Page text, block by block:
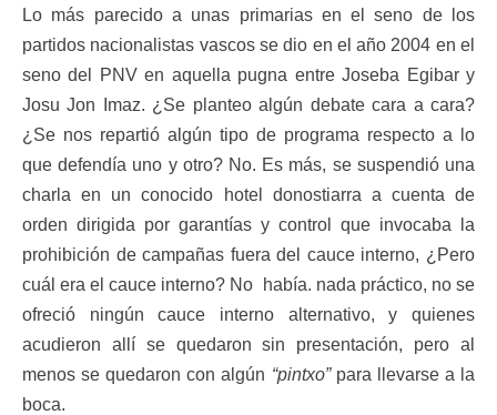
Lo más parecido a unas primarias en el seno de los
partidos nacionalistas vascos se dio en el año 2004 en el
seno del PNV en aquella pugna entre Joseba Egibar y
Josu Jon Imaz. ¿Se planteo algún debate cara a cara?
¿Se nos repartió algún tipo de programa respecto a lo
que defendía uno y otro? No. Es más, se suspendió una
charla en un conocido hotel donostiarra a cuenta de
orden dirigida por garantías y control que invocaba la
prohibición de campañas fuera del cauce interno, ¿Pero
cuál era el cauce interno? No había. nada práctico, no se
ofreció ningún cauce interno alternativo, y quienes
acudieron allí se quedaron sin presentación, pero al
menos se quedaron con algún “pintxo”para llevarse a la
boca.